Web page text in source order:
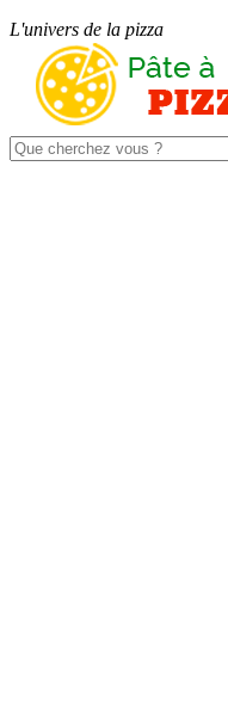
L'univers de la pizza